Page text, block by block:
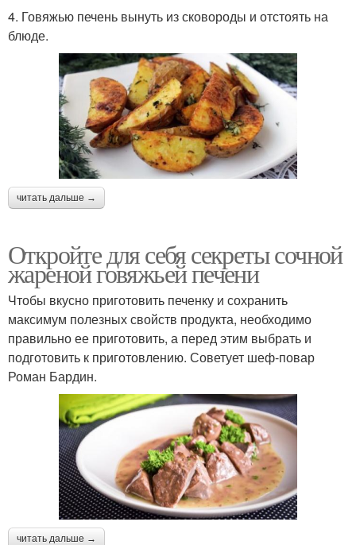
4. Говяжью печень вынуть из сковороды и отстоять на
блюде.
читать дальше →
Откройте для себя секреты сочной
жареной говяжьей печени
Чтобы вкусно приготовить печенку и сохранить
максимум полезных свойств продукта, необходимо
правильно ее приготовить, а перед этим выбрать и
подготовить к приготовлению. Советует шеф-повар
Роман Бардин.
читать дальше →